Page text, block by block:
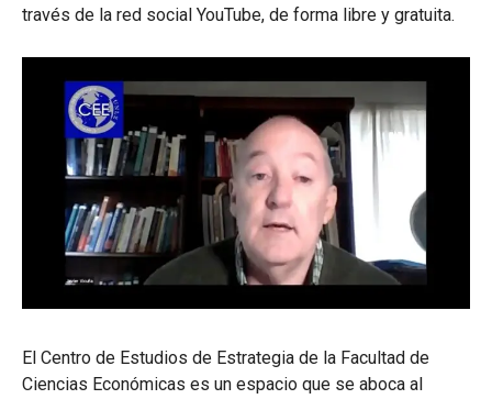
través de la red social YouTube, de forma libre y gratuita.
El Centro de Estudios de Estrategia de la Facultad de
Ciencias Económicas es un espacio que se aboca al